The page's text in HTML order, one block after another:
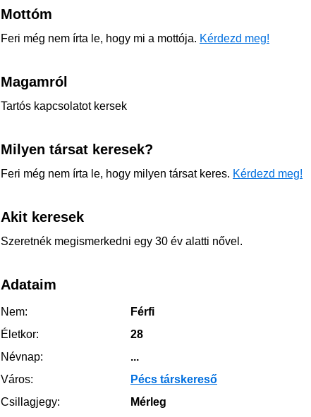
Mottóm
Feri még nem írta le, hogy mi a mottója. Kérdezd meg!
Magamról
Tartós kapcsolatot kersek
Milyen társat keresek?
Feri még nem írta le, hogy milyen társat keres. Kérdezd meg!
Akit keresek
Szeretnék megismerkedni egy 30 év alatti nővel.
Adataim
Nem:
Férfi
Életkor:
28
Névnap:
...
Város:
Pécs társkereső
Csillagjegy:
Mérleg